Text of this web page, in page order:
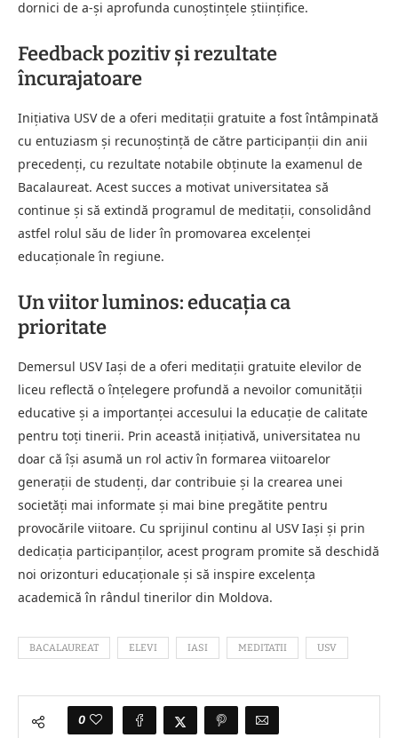
dornici de a-și aprofunda cunoștințele științifice.
Feedback pozitiv și rezultate
încurajatoare
Inițiativa USV de a oferi meditații gratuite a fost întâmpinată
cu entuziasm și recunoștință de către participanții din anii
precedenți, cu rezultate notabile obținute la examenul de
Bacalaureat. Acest succes a motivat universitatea să
continue și să extindă programul de meditații, consolidând
astfel rolul său de lider în promovarea excelenței
educaționale în regiune.
Un viitor luminos: educația ca
prioritate
Demersul USV Iași de a oferi meditații gratuite elevilor de
liceu reflectă o înțelegere profundă a nevoilor comunității
educative și a importanței accesului la educație de calitate
pentru toți tinerii. Prin această inițiativă, universitatea nu
doar că își asumă un rol activ în formarea viitoarelor
generații de studenți, dar contribuie și la crearea unei
societăți mai informate și mai bine pregătite pentru
provocările viitoare. Cu sprijinul continu al USV Iași și prin
dedicația participanților, acest program promite să deschidă
noi orizonturi educaționale și să inspire excelența
academică în rândul tinerilor din Moldova.
BACALAUREAT ELEVI IASI MEDITATII USV
0